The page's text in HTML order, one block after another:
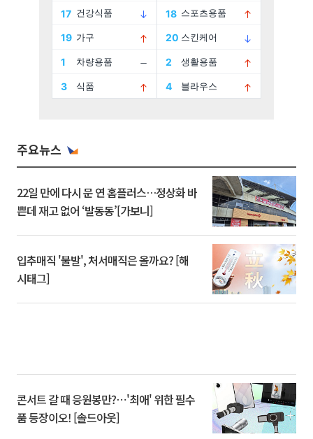
주요뉴스
22일 만에 다시 문 연 홈플러스…정상화 바
쁜데 재고 없어 ‘발동동’[가보니]
입추매직 '불발', 처서매직은 올까요? [해
시태그]
콘서트 갈 때 응원봉만?⋯'최애' 위한 필수
품 등장이오! [솔드아웃]